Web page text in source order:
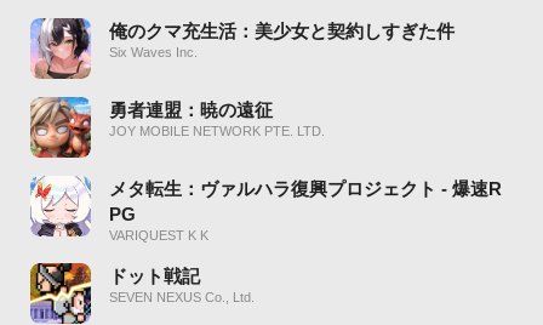
俺のクマ充生活：美少女と契約しすぎた件
Six Waves Inc.
勇者連盟：暁の遠征
JOY MOBILE NETWORK PTE. LTD.
メタ転生：ヴァルハラ復興プロジェクト - 爆速R
PG
VARIQUEST K K
ドット戦記
SEVEN NEXUS Co., Ltd.